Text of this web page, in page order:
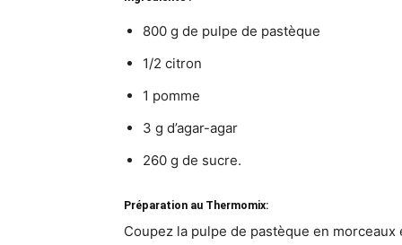
800 g de pulpe de pastèque
1/2 citron
1 pomme
3 g d’agar-agar
260 g de sucre.
Préparation au Thermomix:
Coupez la pulpe de pastèque en